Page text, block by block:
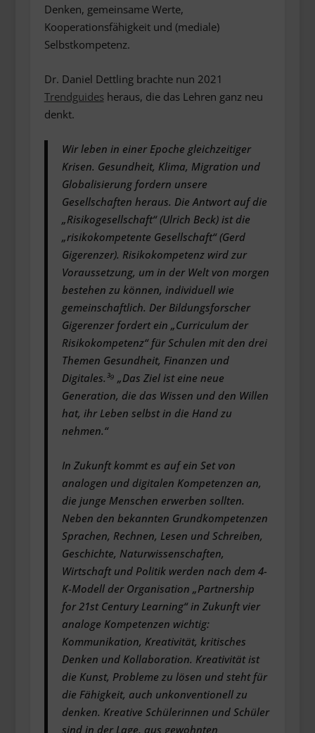
Denken, gemeinsame Werte,
Kooperationsfähigkeit und (mediale)
Selbstkompetenz.
Dr. Daniel Dettling brachte nun 2021
Trendguidesheraus, die das Lehren ganz neu
denkt.
Wir leben in einer Epoche gleichzeitiger
Krisen. Gesundheit, Klima, Migration und
Globalisierung fordern unsere
Gesellschaften heraus. Die Antwort auf die
„Risikogesellschaft“ (Ulrich Beck) ist die
„risikokompetente Gesellschaft“ (Gerd
Gigerenzer). Risikokompetenz wird zur
Voraussetzung, um in der Welt von morgen
bestehen zu können, individuell wie
gemeinschaftlich. Der Bildungsforscher
Gigerenzer fordert ein „Curriculum der
Risikokompetenz“ für Schulen mit den drei
Themen Gesundheit, Finanzen und
Digitales.³⁹ „Das Ziel ist eine neue
Generation, die das Wissen und den Willen
hat, ihr Leben selbst in die Hand zu
nehmen.“
In Zukunft kommt es auf ein Set von
analogen und digitalen Kompetenzen an,
die junge Menschen erwerben sollten.
Neben den bekannten Grundkompetenzen
Sprachen, Rechnen, Lesen und Schreiben,
Geschichte, Naturwissenschaften,
Wirtschaft und Politik werden nach dem 4-
K-Modell der Organisation „Partnership
for 21st Century Learning“ in Zukunft vier
analoge Kompetenzen wichtig:
Kommunikation, Kreativität, kritisches
Denken und Kollaboration. Kreativität ist
die Kunst, Probleme zu lösen und steht für
die Fähigkeit, auch unkonventionell zu
denken. Kreative Schülerinnen und Schüler
sind in der Lage, aus gewohnten